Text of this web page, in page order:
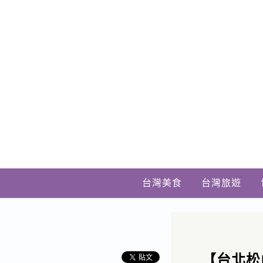
台灣美食 台灣旅遊